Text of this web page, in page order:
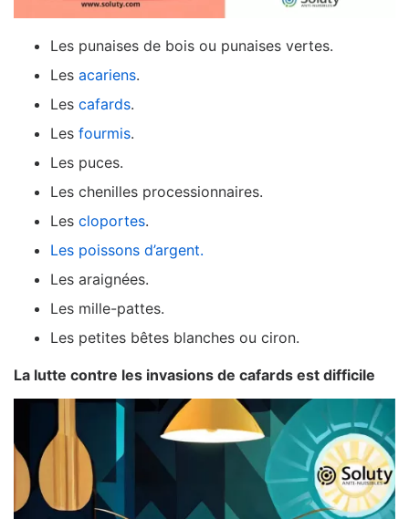
Les punaises de bois ou punaises vertes.
Les acariens.
Les cafards.
Les fourmis.
Les puces.
Les chenilles processionnaires.
Les cloportes.
Les poissons d’argent.
Les araignées.
Les mille-pattes.
Les petites bêtes blanches ou ciron.
La lutte contre les invasions de cafards est difficile